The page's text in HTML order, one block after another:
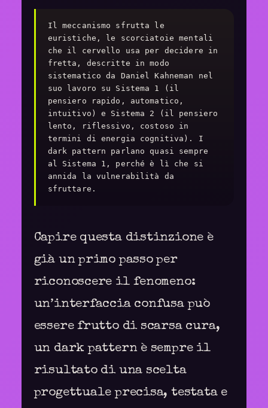
Il meccanismo sfrutta le
euristiche, le scorciatoie mentali
che il cervello usa per decidere in
fretta, descritte in modo
sistematico da Daniel Kahneman nel
suo lavoro su Sistema 1 (il
pensiero rapido, automatico,
intuitivo) e Sistema 2 (il pensiero
lento, riflessivo, costoso in
termini di energia cognitiva). I
dark pattern parlano quasi sempre
al Sistema 1, perché è lì che si
annida la vulnerabilità da
sfruttare.
Capire questa distinzione è
già un primo passo per
riconoscere il fenomeno:
un’interfaccia confusa può
essere frutto di scarsa cura,
un dark pattern è sempre il
risultato di una scelta
progettuale precisa, testata e